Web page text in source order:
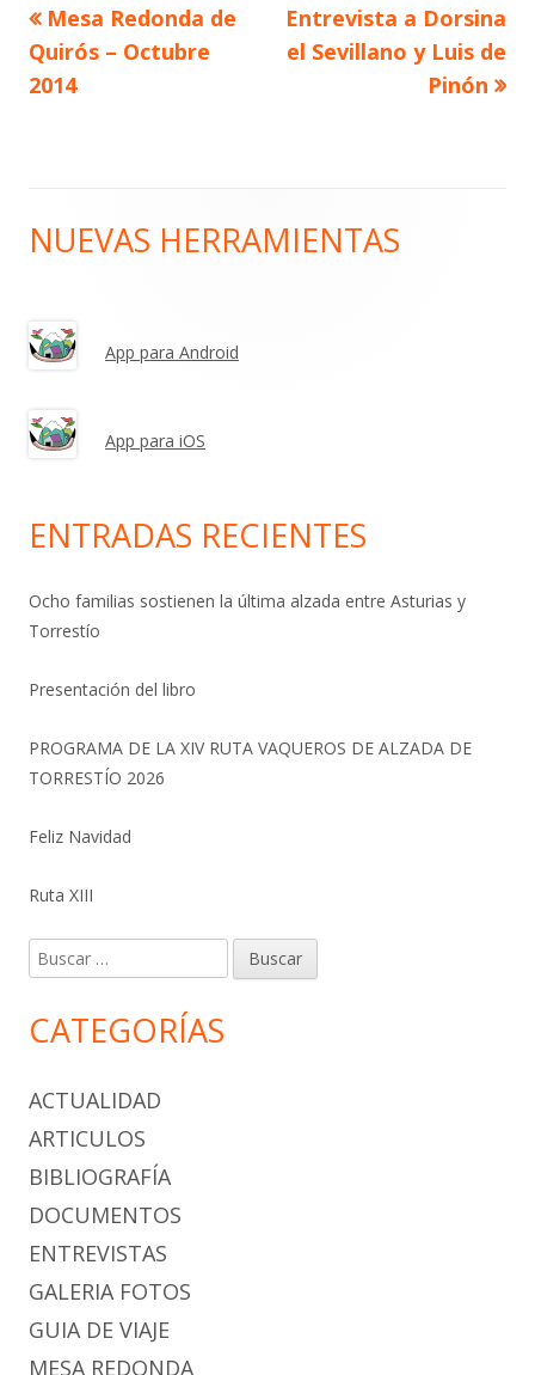
Navegación
de
Artículo
anterior
Mesa Redonda de
Quirós – Octubre
2014
Artículo
siguiente
Entrevista a Dorsina
el Sevillano y Luis de
Pinón
Barra
principal
NUEVAS HERRAMIENTAS
App para Android
App para iOS
ENTRADAS RECIENTES
Ocho familias sostienen la última alzada entre Asturias y
Torrestío
Presentación del libro
PROGRAMA DE LA XIV RUTA VAQUEROS DE ALZADA DE
TORRESTÍO 2026
Feliz Navidad
Ruta XIII
Buscar:
CATEGORÍAS
ACTUALIDAD
ARTICULOS
BIBLIOGRAFÍA
DOCUMENTOS
ENTREVISTAS
GALERIA FOTOS
GUIA DE VIAJE
MESA REDONDA